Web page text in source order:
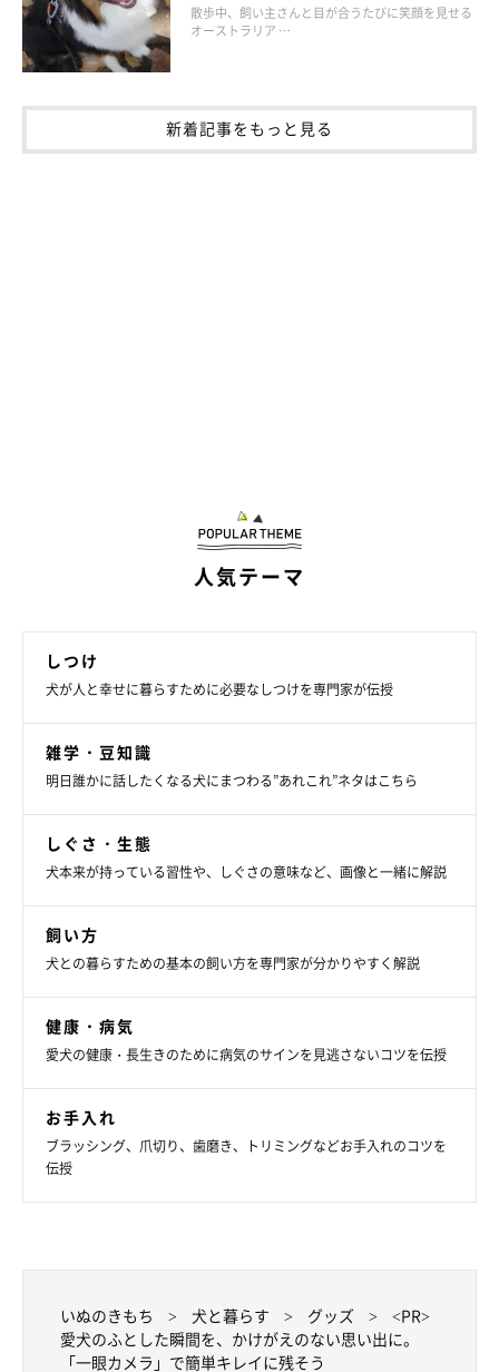
散歩中、飼い主さんと目が合うたびに笑顔を見せる
オーストラリア …
新着記事をもっと見る
人気テーマ
しつけ
犬が人と幸せに暮らすために必要なしつけを専門家が伝授
雑学・豆知識
明日誰かに話したくなる犬にまつわる”あれこれ”ネタはこちら
しぐさ・生態
犬本来が持っている習性や、しぐさの意味など、画像と一緒に解説
飼い方
犬との暮らすための基本の飼い方を専門家が分かりやすく解説
健康・病気
愛犬の健康・長生きのために病気のサインを見逃さないコツを伝授
お手入れ
ブラッシング、爪切り、歯磨き、トリミングなどお手入れのコツを
伝授
いぬのきもち 犬と暮らす グッズ
<PR>
愛犬のふとした瞬間を、かけがえのない思い出に。
「一眼カメラ」で簡単キレイに残そう